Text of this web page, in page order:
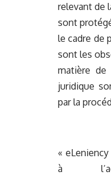
relevant de
sont
le cadre de
sont les
matière
juridique
par la
«
à